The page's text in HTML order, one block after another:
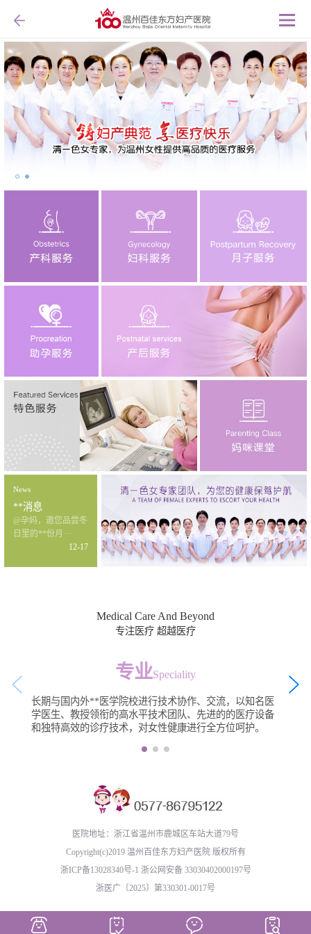
News
**消息
@孕妈，邀您品尝冬
日里的**份月···
12-17
Medical Care And Beyond
专注医疗 超越医疗
专业Speciality
长期与国内外**医学院校进行技术协作、交流，以知名医
学医生、教授领衔的高水平技术团队、先进的的医疗设备
和独特高效的诊疗技术，对女性健康进行全方位呵护。
医院地址：浙江省温州市鹿城区车站大道79号
Copyright(c)2019 温州百佳东方妇产医院 版权所有
浙ICP备13028340号-1 浙公网安备 33030402000197号
浙医广〔2025〕第330301-0017号